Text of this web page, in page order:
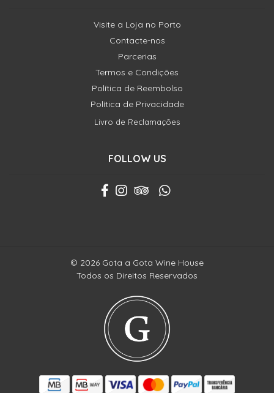
Visite a Loja no Porto
Contacte-nos
Parcerias
Termos e Condições
Política de Reembolso
Política de Privacidade
Livro de Reclamações
FOLLOW US
© 2026 Gota a Gota Wine House
Todos os Direitos Reservados